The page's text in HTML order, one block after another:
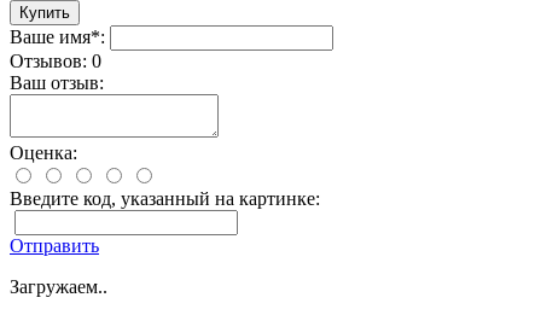
Ваше имя*:
Отзывов: 0
Ваш отзыв:
Оценка:
Введите код, указанный на картинке:
Отправить
Загружаем..